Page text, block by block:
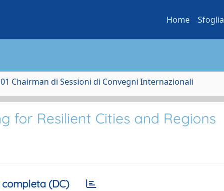
Home Sfoglia
Chairman di Sessioni di Convegni Internazionali
for Resilient Cities and Regions
completa (DC)